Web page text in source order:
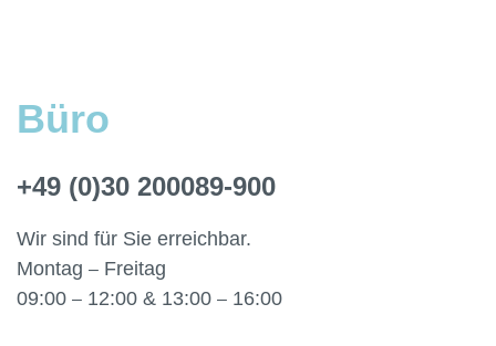
Büro
+49 (0)30 200089-900
Wir sind für Sie erreichbar.
Montag – Freitag
09:00 – 12:00 & 13:00 – 16:00